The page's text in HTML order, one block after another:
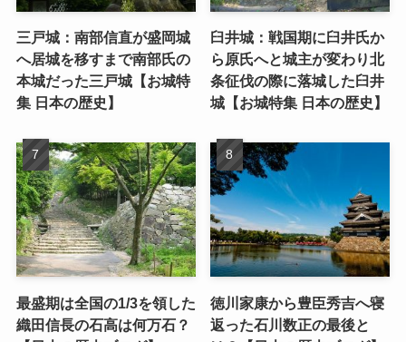
三戸城：南部信直が盛岡城
へ居城を移すまで南部氏の
本城だった三戸城【お城特
集 日本の歴史】
臼井城：戦国期に臼井氏か
ら原氏へと城主が変わり北
条征伐の際に落城した臼井
城【お城特集 日本の歴史】
最盛期は全国の1/3を領した
織田信長の石高は何万石？
徳川家康から豊臣秀吉へ寝
返った石川数正の最後と